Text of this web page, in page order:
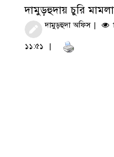
দামুড়হুদায় চুরি
দামুড়হুদা অফিস
১১:৫১